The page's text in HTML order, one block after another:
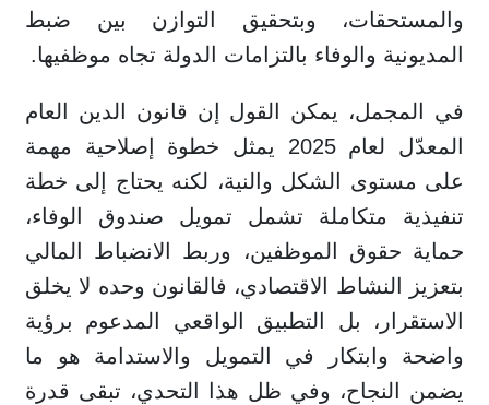
والمستحقات، وبتحقيق التوازن بين ضبط
المديونية والوفاء بالتزامات الدولة تجاه موظفيها.
في المجمل، يمكن القول إن قانون الدين العام
المعدّل لعام 2025 يمثل خطوة إصلاحية مهمة
على مستوى الشكل والنية، لكنه يحتاج إلى خطة
تنفيذية متكاملة تشمل تمويل صندوق الوفاء،
حماية حقوق الموظفين، وربط الانضباط المالي
بتعزيز النشاط الاقتصادي، فالقانون وحده لا يخلق
الاستقرار، بل التطبيق الواقعي المدعوم برؤية
واضحة وابتكار في التمويل والاستدامة هو ما
يضمن النجاح، وفي ظل هذا التحدي، تبقى قدرة